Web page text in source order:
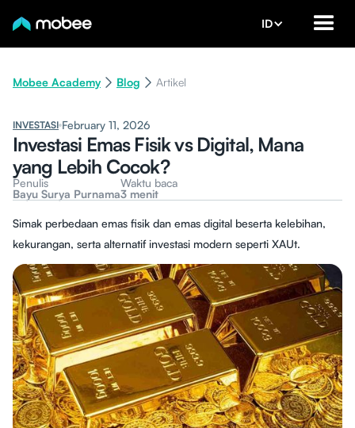
ID
Mobee Academy Blog Artikel
INVESTASI February 11, 2026
Investasi Emas Fisik vs Digital, Mana
yang Lebih Cocok?
Penulis
Bayu Surya Purnama
Waktu baca
3 menit
Simak perbedaan emas fisik dan emas digital beserta kelebihan,
kekurangan, serta alternatif investasi modern seperti XAUt.